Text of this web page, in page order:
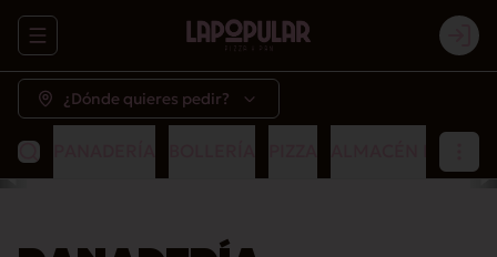
Abrir menu de navegación
¿Dónde quieres pedir?